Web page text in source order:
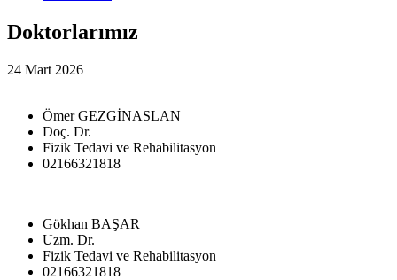
Doktorlarımız
24 Mart 2026
Ömer GEZGİNASLAN
Doç. Dr.
Fizik Tedavi ve Rehabilitasyon
02166321818
Gökhan BAŞAR
Uzm. Dr.
Fizik Tedavi ve Rehabilitasyon
02166321818